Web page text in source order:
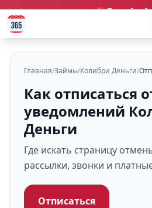
🎁 Первый
Главная/Займы/Колибри Деньги/
Как отписаться
уведомлений
Деньги
Где искать страницу
рассылки, звонки и
Отписаться